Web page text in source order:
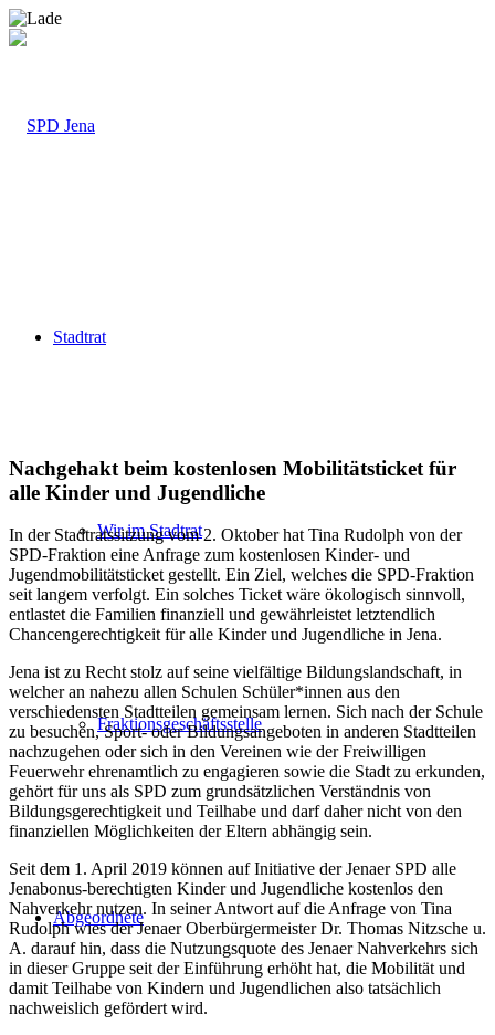
Stadtrat
Wir im Stadtrat
Fraktionsgeschäftsstelle
Abgeordnete
Nachgehakt beim kostenlosen Mobilitätsticket für
alle Kinder und Jugendliche
In der Stadtratssitzung vom 2. Oktober hat Tina Rudolph von der
SPD-Fraktion eine Anfrage zum kostenlosen Kinder- und
Jugendmobilitätsticket gestellt. Ein Ziel, welches die SPD-Fraktion
seit langem verfolgt. Ein solches Ticket wäre ökologisch sinnvoll,
entlastet die Familien finanziell und gewährleistet letztendlich
Chancengerechtigkeit für alle Kinder und Jugendliche in Jena.
Jena ist zu Recht stolz auf seine vielfältige Bildungslandschaft, in
welcher an nahezu allen Schulen Schüler*innen aus den
verschiedensten Stadtteilen gemeinsam lernen. Sich nach der Schule
zu besuchen, Sport- oder Bildungsangeboten in anderen Stadtteilen
nachzugehen oder sich in den Vereinen wie der Freiwilligen
Feuerwehr ehrenamtlich zu engagieren sowie die Stadt zu erkunden,
gehört für uns als SPD zum grundsätzlichen Verständnis von
Bildungsgerechtigkeit und Teilhabe und darf daher nicht von den
finanziellen Möglichkeiten der Eltern abhängig sein.
Seit dem 1. April 2019 können auf Initiative der Jenaer SPD alle
Jenabonus-berechtigten Kinder und Jugendliche kostenlos den
Nahverkehr nutzen. In seiner Antwort auf die Anfrage von Tina
Rudolph wies der Jenaer Oberbürgermeister Dr. Thomas Nitzsche u.
A. darauf hin, dass die Nutzungsquote des Jenaer Nahverkehrs sich
in dieser Gruppe seit der Einführung erhöht hat, die Mobilität und
damit Teilhabe von Kindern und Jugendlichen also tatsächlich
nachweislich gefördert wird.